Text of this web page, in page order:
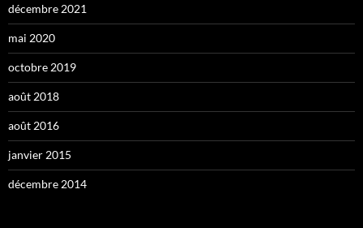
décembre 2021
mai 2020
octobre 2019
août 2018
août 2016
janvier 2015
décembre 2014